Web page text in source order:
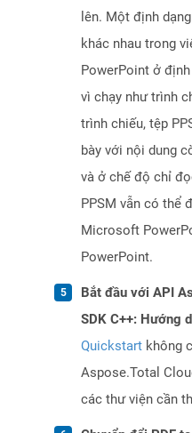
lên. Một định
khác nhau trong
PowerPoint ở
vì chạy như trình
trình chiếu, tệp
bày với nội dung
và ở chế độ chỉ
PPSM vẫn có thể
Microsoft
PowerPoint.
Bắt đầu với API
SDK C++: Hướng
Quickstart không
Aspose.Total
các thư viện cần